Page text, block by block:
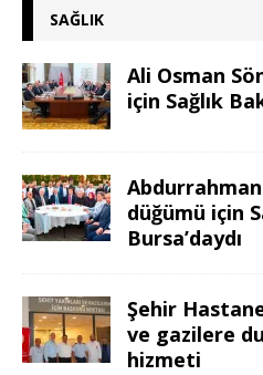
SAĞLIK
Ali Osman
için Sağlık
Abdurrahman
düğümü için
Bursa’daydı
Şehir
ve gazilere
hizmeti